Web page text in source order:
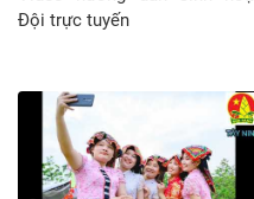
Đội trực tuyến